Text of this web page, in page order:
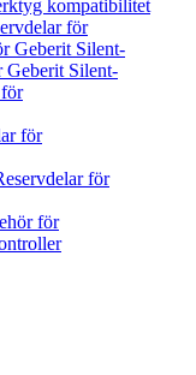
kompatibilitet
för
Geberit Silent-
Geberit Silent-
för
för
för